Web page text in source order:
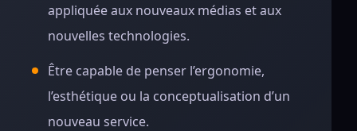
appliquée aux nouveaux médias et aux
nouvelles technologies.
Être capable de penser l’ergonomie,
l’esthétique ou la conceptualisation d’un
nouveau service.